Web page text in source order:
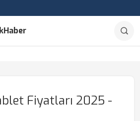
Fiyatları 2025 -